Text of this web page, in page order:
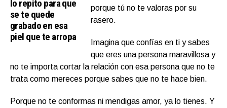
lo repito para que
se te quede
grabado en esa
piel que te arropa
porque tú no te valoras por su
rasero.
Imagina que confías en ti y sabes
que eres una persona maravillosa y
no te importa cortar la relación con esa persona que no te
trata como mereces porque sabes que no te hace bien.
Porque no te conformas ni mendigas amor, ya lo tienes. Y